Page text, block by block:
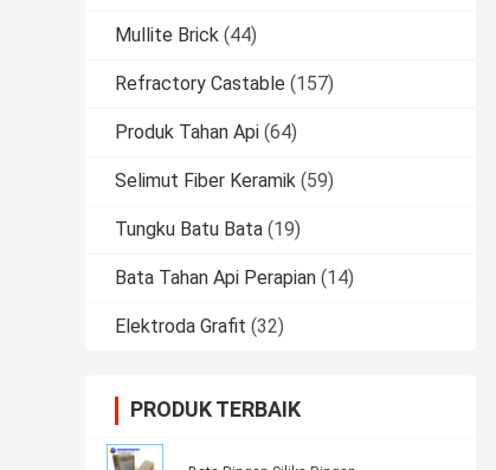
Mullite Brick (44)
Refractory Castable (157)
Produk Tahan Api (64)
Selimut Fiber Keramik (59)
Tungku Batu Bata (19)
Bata Tahan Api Perapian (14)
Elektroda Grafit (32)
PRODUK TERBAIK